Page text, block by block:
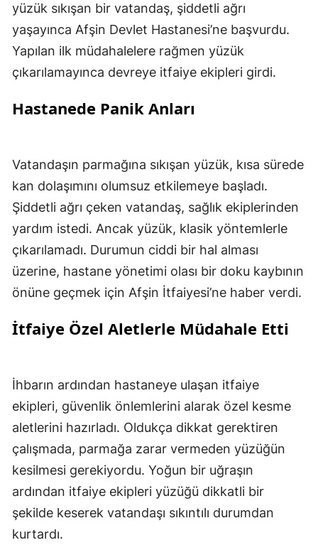
yüzük sıkışan bir vatandaş, şiddetli ağrı
yaşayınca Afşin Devlet Hastanesi’ne başvurdu.
Yapılan ilk müdahalelere rağmen yüzük
çıkarılamayınca devreye itfaiye ekipleri girdi.
Hastanede Panik Anları
Vatandaşın parmağına sıkışan yüzük, kısa sürede
kan dolaşımını olumsuz etkilemeye başladı.
Şiddetli ağrı çeken vatandaş, sağlık ekiplerinden
yardım istedi. Ancak yüzük, klasik yöntemlerle
çıkarılamadı. Durumun ciddi bir hal alması
üzerine, hastane yönetimi olası bir doku kaybının
önüne geçmek için Afşin İtfaiyesi’ne haber verdi.
İtfaiye Özel Aletlerle Müdahale Etti
İhbarın ardından hastaneye ulaşan itfaiye
ekipleri, güvenlik önlemlerini alarak özel kesme
aletlerini hazırladı. Oldukça dikkat gerektiren
çalışmada, parmağa zarar vermeden yüzüğün
kesilmesi gerekiyordu. Yoğun bir uğraşın
ardından itfaiye ekipleri yüzüğü dikkatli bir
şekilde keserek vatandaşı sıkıntılı durumdan
kurtardı.